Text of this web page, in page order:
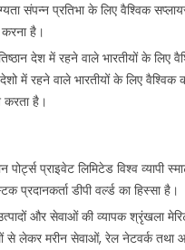
संपन्न प्रतिभा के लिए वैश्विक
है।
देश में रहने वाले भारतीयों के लिए
में रहने वाले भारतीयों के लिए वैश्विक
है।
पोर्ट्स प्राइवेट लिमिटेड विश्व व्यापी
प्रदानकर्ता डीपी वर्ल्ड का हिस्सा है।
और सेवाओं की व्यापक श्रृंखला
से लेकर मरीन सेवाओं, रेल नेटवर्क तथा